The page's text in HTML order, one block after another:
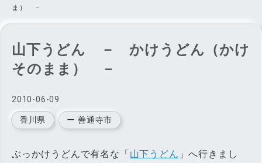
ま） －
2010-06-09
山下うどん － かけうどん（かけ
そのまま） －
香川県 ー 善通寺市
ぶっかけうどんで有名な「山下うどん 」へ行きまし